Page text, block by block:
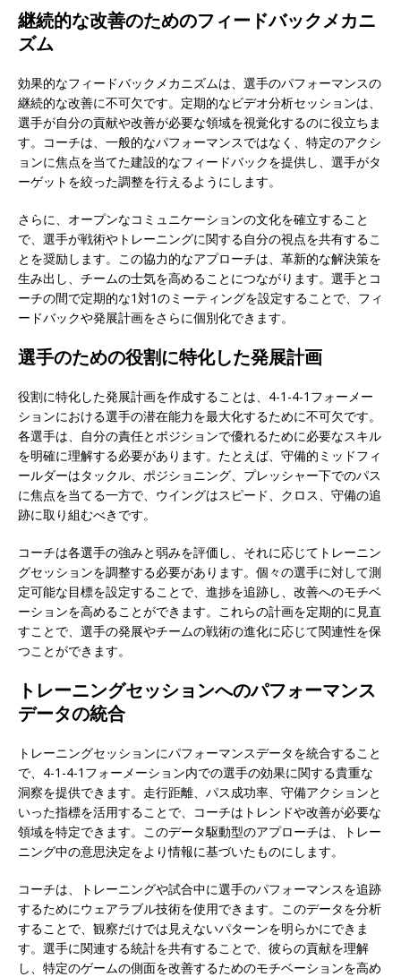
継続的な改善のためのフィードバックメカニ
ズム
効果的なフィードバックメカニズムは、選手のパフォーマンスの
継続的な改善に不可欠です。定期的なビデオ分析セッションは、
選手が自分の貢献や改善が必要な領域を視覚化するのに役立ちま
す。コーチは、一般的なパフォーマンスではなく、特定のアクシ
ョンに焦点を当てた建設的なフィードバックを提供し、選手がタ
ーゲットを絞った調整を行えるようにします。
さらに、オープンなコミュニケーションの文化を確立すること
で、選手が戦術やトレーニングに関する自分の視点を共有するこ
とを奨励します。この協力的なアプローチは、革新的な解決策を
生み出し、チームの士気を高めることにつながります。選手とコ
ーチの間で定期的な1対1のミーティングを設定することで、フィ
ードバックや発展計画をさらに個別化できます。
選手のための役割に特化した発展計画
役割に特化した発展計画を作成することは、4-1-4-1フォーメー
ションにおける選手の潜在能力を最大化するために不可欠です。
各選手は、自分の責任とポジションで優れるために必要なスキル
を明確に理解する必要があります。たとえば、守備的ミッドフィ
ールダーはタックル、ポジショニング、プレッシャー下でのパス
に焦点を当てる一方で、ウイングはスピード、クロス、守備の追
跡に取り組むべきです。
コーチは各選手の強みと弱みを評価し、それに応じてトレーニン
グセッションを調整する必要があります。個々の選手に対して測
定可能な目標を設定することで、進捗を追跡し、改善へのモチベ
ーションを高めることができます。これらの計画を定期的に見直
すことで、選手の発展やチームの戦術の進化に応じて関連性を保
つことができます。
トレーニングセッションへのパフォーマンス
データの統合
トレーニングセッションにパフォーマンスデータを統合すること
で、4-1-4-1フォーメーション内での選手の効果に関する貴重な
洞察を提供できます。走行距離、パス成功率、守備アクションと
いった指標を活用することで、コーチはトレンドや改善が必要な
領域を特定できます。このデータ駆動型のアプローチは、トレー
ニング中の意思決定をより情報に基づいたものにします。
コーチは、トレーニングや試合中に選手のパフォーマンスを追跡
するためにウェアラブル技術を使用できます。このデータを分析
することで、観察だけでは見えないパターンを明らかにできま
す。選手に関連する統計を共有することで、彼らの貢献を理解
し、特定のゲームの側面を改善するためのモチベーションを高め